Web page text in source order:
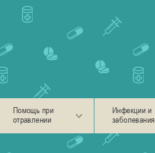
Помощь при
отравлении
Инфекции и
заболевания